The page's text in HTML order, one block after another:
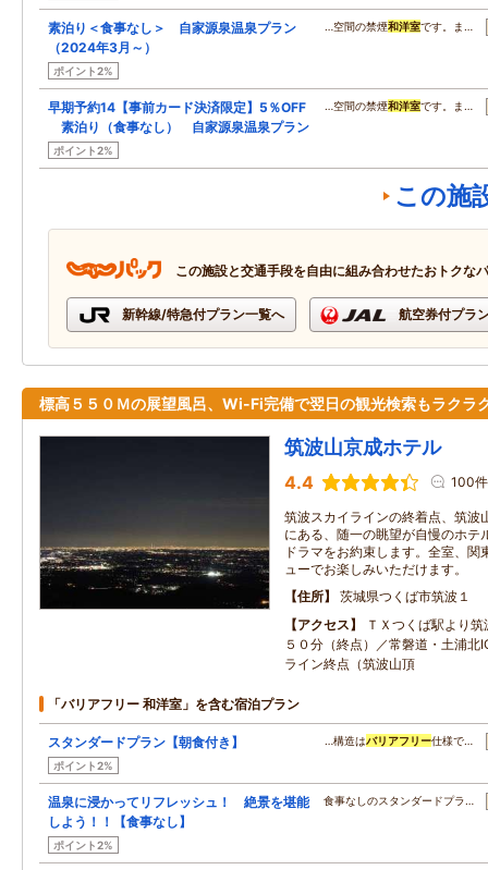
素泊り＜食事なし＞ 自家源泉温泉プラン
（2024年3月～）
ポイント2%
…空間の禁煙和洋室です。ま…
早期予約14【事前カード決済限定】5％OFF
素泊り（食事なし） 自家源泉温泉プラン
ポイント2%
…空間の禁煙和洋室です。ま…
この施
この施設と交通手段を自由に組み合わせたおトクな
新幹線/特急付プラン一覧へ 航空券付プラ
標高５５０Ｍの展望風呂、Wi-Fi完備で翌日の観光検索もラクラ
筑波山京成ホテル
4.4 100件
筑波スカイラインの終着点、筑波
にある、随一の眺望が自慢のホテ
ドラマをお約束します。全室、
ューでお楽しみいただけます。
住所
茨城県つくば市筑波１
アクセス
ＴＸつくば駅より
５０分（終点）／常磐道・土浦北
ライン終点（筑波山頂
「バリアフリー 和洋室」を含む宿泊プラン
スタンダードプラン【朝食付き】
ポイント2%
…構造はバリアフリー仕様で…
温泉に浸かってリフレッシュ！ 絶景を堪能
しよう！！【食事なし】
ポイント2%
食事なしのスタンダードプラ…